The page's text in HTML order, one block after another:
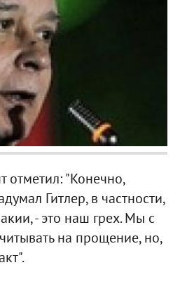
отметил: "Конечно,
Гитлер, в частности,
- это наш грех. Мы с
на прощение, но,